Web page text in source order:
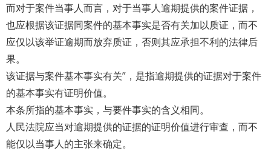
而对于案件当事人而言，对于当事人逾期提供的案件证据，
也应根据该证据同案件的基本事实是否有关加以质证，而不
应仅以该举证逾期而放弃质证，否则其应承担不利的法律后
果。
该证据与案件基本事实有关”，是指逾期提供的证据对于案件
的基本事实有证明价值。
本条所指的基本事实，与要件事实的含义相同。
人民法院应当对逾期提供的证据的证明价值进行审查，而不
能仅以当事人的主张来确定。